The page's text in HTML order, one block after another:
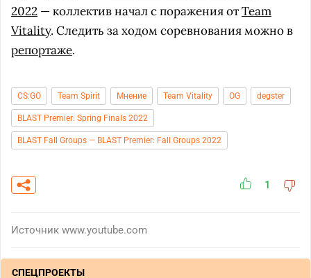
2022 — коллектив начал с поражения отTeam
Vitality. Следить за ходом соревнования можно в
репортаже.
CS:GO Team Spirit Мнение Team Vitality OG degster
BLAST Premier: Spring Finals 2022
BLAST Fall Groups — BLAST Premier: Fall Groups 2022
1
Источник www.youtube.com
СПЕЦПРОЕКТЫ